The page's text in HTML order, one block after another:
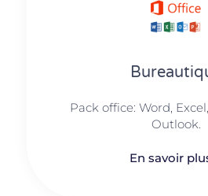
Pack office: Word,
Outlook.​
En savoir